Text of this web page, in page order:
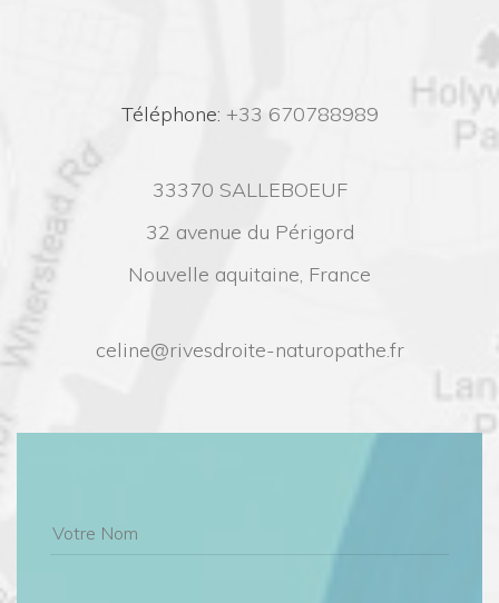
Téléphone: +33 670788989
33370 SALLEBOEUF
32 avenue du Périgord
Nouvelle aquitaine, France
celine@rivesdroite-naturopathe.fr